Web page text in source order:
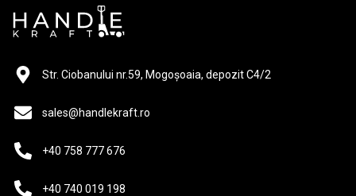
Str. Ciobanului nr.59, Mogoșoaia, depozit C4/2
sales@handlekraft.ro
+40 758 777 676
+40 740 019 198